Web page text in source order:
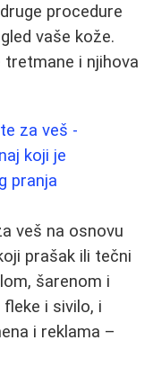
procedure
vaše kože.
i njihova
za veš -
koji je
pranja
veš na osnovu
prašak ili tečni
šarenom i
i sivilo, i
i reklama –